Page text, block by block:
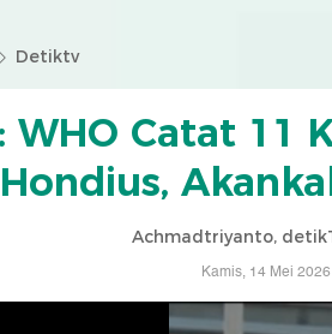
Detiktv
WHO Catat 11
Hondius,
Achmadtriyanto,
Kamis, 14 Mei